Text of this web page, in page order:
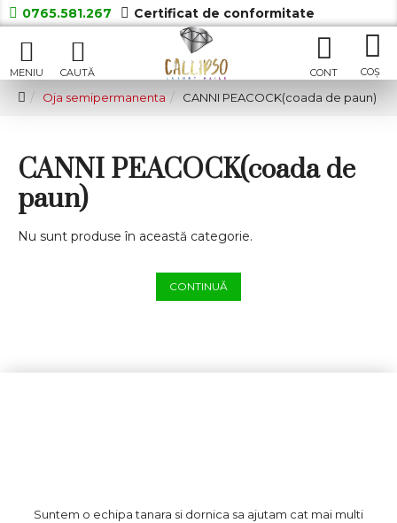
0765.581.267 Certificat de conformitate
Oja semipermanenta CANNI PEACOCK(coada de paun)
CANNI PEACOCK(coada de
paun)
Nu sunt produse în această categorie.
CONTINUĂ
Suntem o echipa tanara si dornica sa ajutam cat mai multi